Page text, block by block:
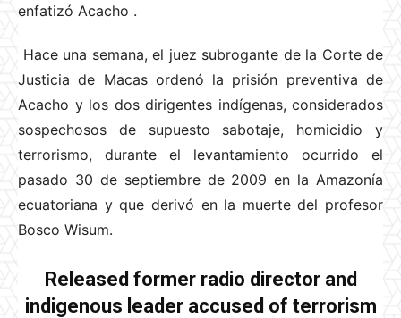
enfatizó Acacho .
Hace una semana, el juez subrogante de la Corte de
Justicia de Macas ordenó la prisión preventiva de
Acacho y los dos dirigentes indígenas, considerados
sospechosos de supuesto sabotaje, homicidio y
terrorismo, durante el levantamiento ocurrido el
pasado 30 de septiembre de 2009 en la Amazonía
ecuatoriana y que derivó en la muerte del profesor
Bosco Wisum.
Released former radio director and
indigenous leader accused of terrorism